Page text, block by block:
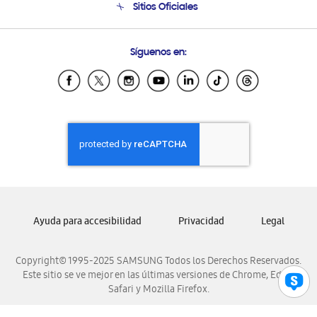
Condiciones de Compra
Soporte vía eMail
Sitios Oficiales
Samsung Ecuador
Samsung El Salvador
Samsung Honduras
Samsung Nicaragua
Samsung Panamá
Samsung Venezuela
Síguenos en:
Copyright© 1995-2025 SAMSUNG Todos los Derechos Reservados.
Este sitio se ve mejor en las últimas versiones de Chrome, Edge,
Safari y Mozilla Firefox.
Ayuda para accesibilidad Privacidad Legal